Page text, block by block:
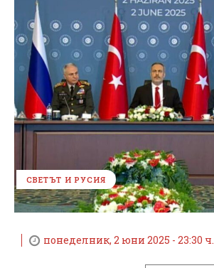
СВЕТЪТ И РУСИЯ
понеделник, 2 юни 2025 - 23:30 ч.